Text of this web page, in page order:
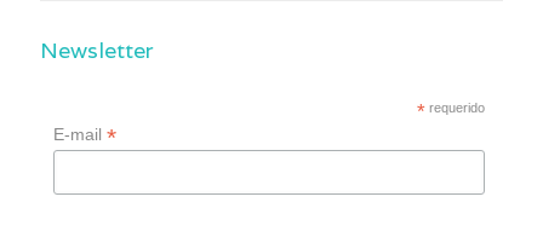
Newsletter
* requerido
E-mail*